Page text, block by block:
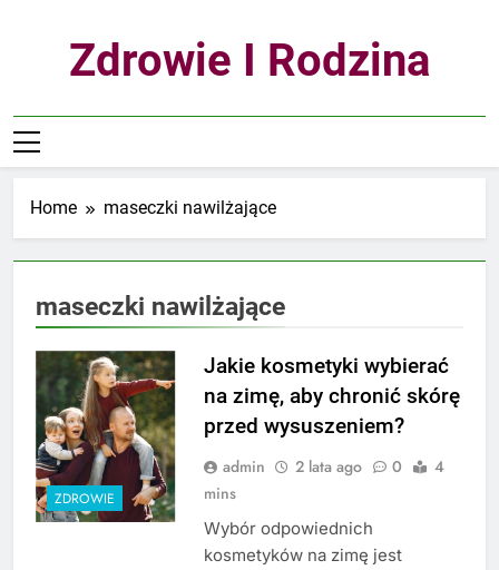
Zdrowie I Rodzina
Home maseczki nawilżające
maseczki nawilżające
ZDROWIE
Jakie kosmetyki wybierać
na zimę, aby chronić skórę
przed wysuszeniem?
admin 2 lata ago 0
4
mins
Wybór odpowiednich
kosmetyków na zimę jest